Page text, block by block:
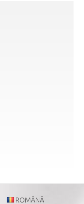
ROMÂNĂ